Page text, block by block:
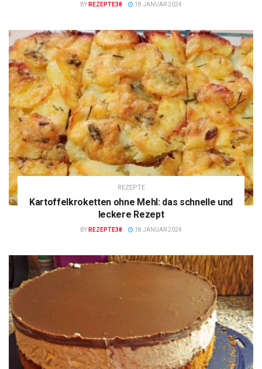
BY REZEPTE38 18 JANUAR 2024
REZEPTE
Kartoffelkroketten ohne Mehl: das schnelle und
leckere Rezept
BY REZEPTE38 18 JANUAR 2024